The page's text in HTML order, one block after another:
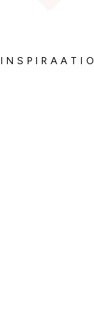
INSPIRAATIO